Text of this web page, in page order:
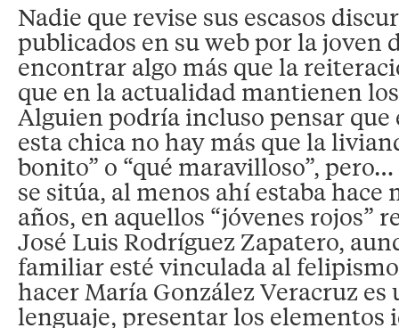
Nadie que revise sus escasos
publicados en su web por la joven
encontrar algo más que la
que en la actualidad mantienen
Alguien podría incluso pensar que
esta chica no hay más que la
bonito” o “qué maravilloso”,
se sitúa, al menos ahí estaba hace
años, en aquellos “jóvenes rojos”
José Luis Rodríguez Zapatero,
familiar esté vinculada al
hacer María González Veracruz
lenguaje, presentar los elementos